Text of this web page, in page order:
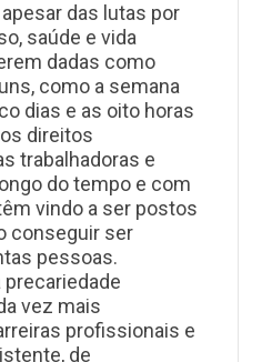
das lutas por
saúde e vida
dadas como
como a semana
dias e as oito horas
direitos
trabalhadoras e
do tempo e com
vindo a ser postos
conseguir ser
pessoas.
vez mais
profissionais e
de